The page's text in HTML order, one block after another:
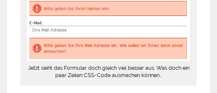
Jetzt sieht das Formular doch gleich viel besser aus. Was doch ein
paar Zeilen CSS-Code ausmachen können…